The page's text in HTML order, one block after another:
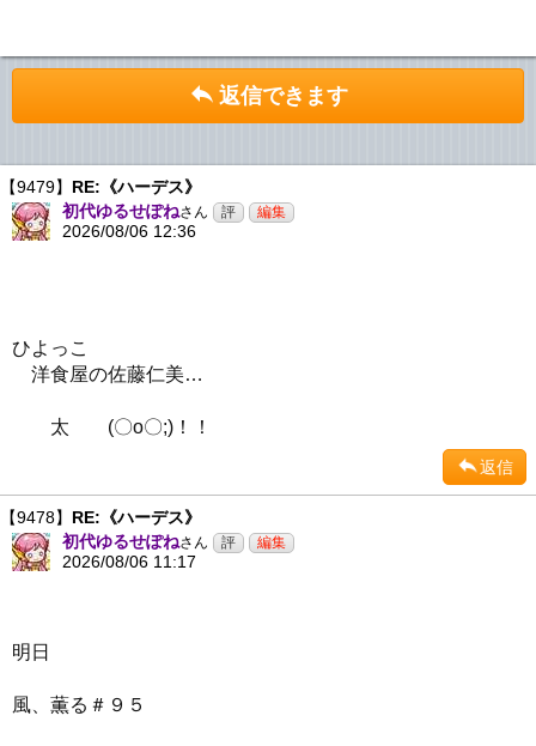
返信できます
【9479】 RE:《ハーデス》
初代ゆるせぽねさん
2026/08/06 12:36
ひよっこ
洋食屋の佐藤仁美…
太 (〇o〇;)！！
返信
【9478】 RE:《ハーデス》
初代ゆるせぽねさん
2026/08/06 11:17
明日
風、薫る＃９５